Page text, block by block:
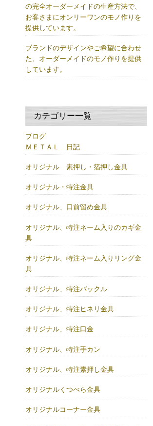
の完全オーダーメイドの生産方法で、
お客さまにオンリーワンのモノ作りを
提供しています。
ブランドのデザインやご希望に合わせ
た、オーダーメイドのモノ作りを提供
しています。
カテゴリー一覧
ブログ
ＭＥＴＡＬ 日記
オリジナル 素押し・箔押し金具
オリジナル・特注金具
オリジナル、口前留め金具
オリジナル、特注ネーム入りのカギ金
具
オリジナル、特注ネーム入りリング金
具
オリジナル、特注バックル
オリジナル、特注ヒネリ金具
オリジナル、特注口金
オリジナル、特注手カン
オリジナル、特注素押し金具
オリジナルくつべら金具
オリジナルコーナー金具